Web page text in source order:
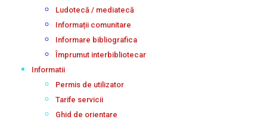
Ludotecă / mediatecă
Informații comunitare
Informare bibliografica
Împrumut interbibliotecar
Informatii
Permis de utilizator
Tarife servicii
Ghid de orientare